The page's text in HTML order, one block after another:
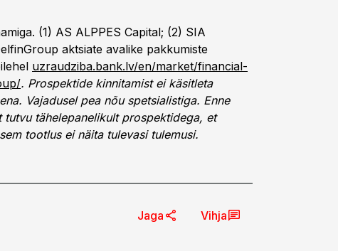
(1) AS ALPPES Capital; (2) SIA
aktsiate avalike pakkumiste
uzraudziba.bank.lv/en/market/financial-
. Prospektide kinnitamist ei käsitleta
Vajadusel pea nõu spetsialistiga. Enne
tutvu tähelepanelikult prospektidega, et
tootlus ei näita tulevasi tulemusi.
Jaga Vihja